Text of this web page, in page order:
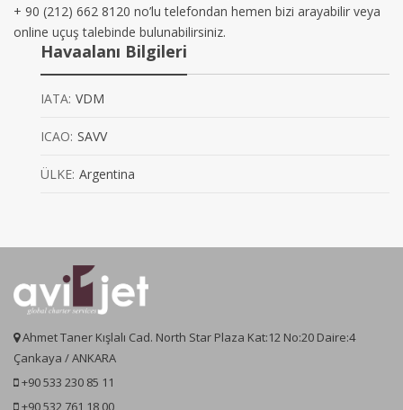
+ 90 (212) 662 8120 no’lu telefondan hemen bizi arayabilir veya
online uçuş talebinde bulunabilirsiniz.
Havaalanı Bilgileri
IATA: VDM
ICAO: SAVV
ÜLKE: Argentina
Ahmet Taner Kışlalı Cad. North Star Plaza Kat:12 No:20 Daire:4
Çankaya / ANKARA
+90 533 230 85 11
+90 532 761 18 00